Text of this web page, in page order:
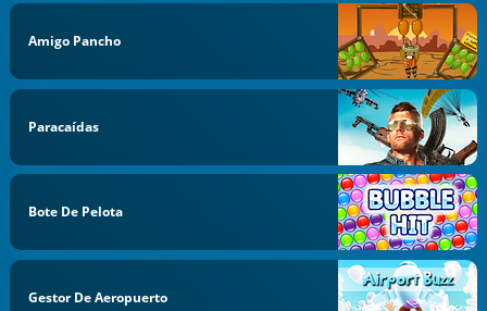
Amigo Pancho
Paracaídas
Bote De Pelota
Gestor De Aeropuerto